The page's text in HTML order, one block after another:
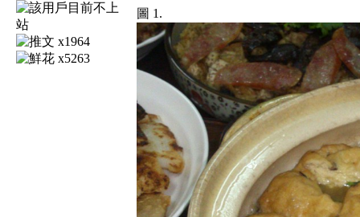
x1964
x5263
圖 1.